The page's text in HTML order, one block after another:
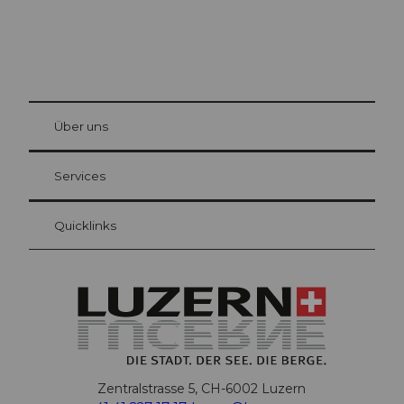
Gästekarte Luzern
Ihre Vorteile als Übernachtungsgast
at Bre
Über uns
Services
Quicklinks
Zentralstrasse 5, CH-6002 Luzern